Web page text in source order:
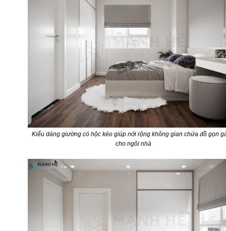
Kiểu dáng giường có hộc kéo giúp nới rộng không gian chứa đồ gọn
cho ngôi nhà